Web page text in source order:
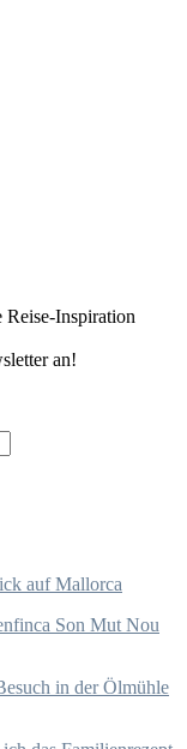
Inspiration
an!
auf Mallorca
Son Mut Nou
in der Ölmühle